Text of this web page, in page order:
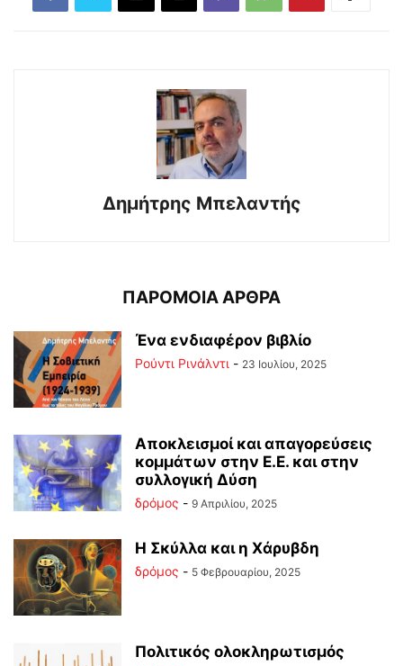
Δημήτρης Μπελαντής
ΠΑΡΟΜΟΙΑ ΑΡΘΡΑ
Ένα ενδιαφέρον βιβλίο
Ρούντι Ρινάλντι - 23 Ιουλίου, 2025
Αποκλεισμοί και απαγορεύσεις
κομμάτων στην Ε.Ε. και στην
συλλογική Δύση
δρόμος - 9 Απριλίου, 2025
Η Σκύλλα και η Χάρυβδη
δρόμος - 5 Φεβρουαρίου, 2025
Πολιτικός ολοκληρωτισμός